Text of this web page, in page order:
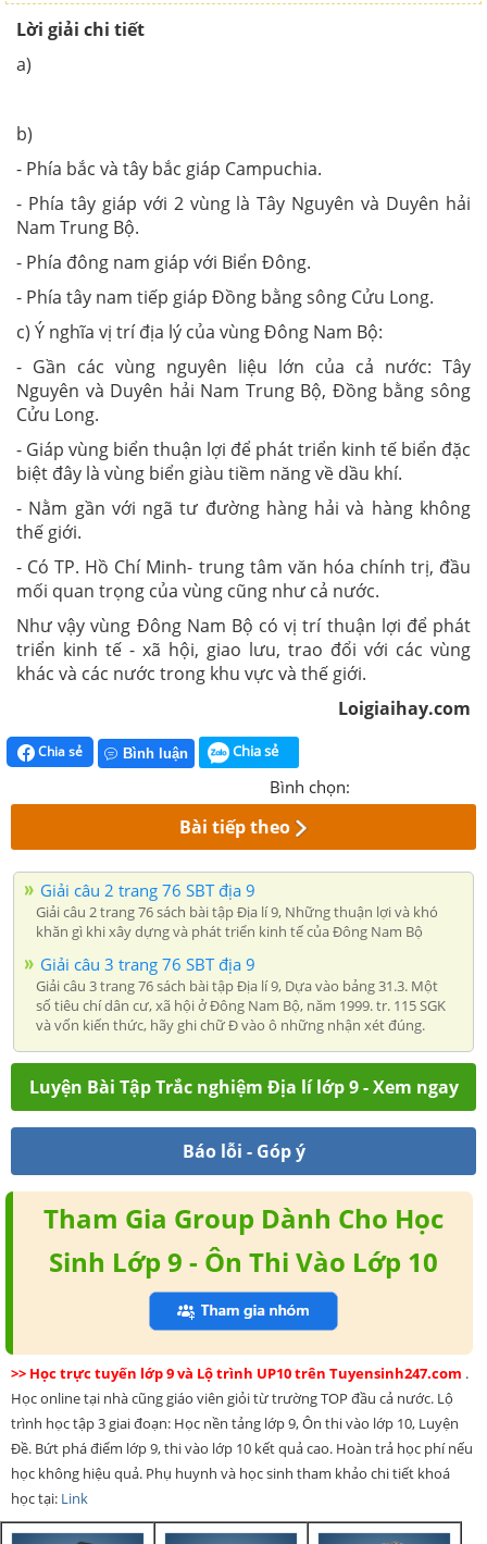
Lời giải chi tiết
a)
b)
- Phía bắc và tây bắc giáp Campuchia.
- Phía tây giáp với 2 vùng là Tây Nguyên và Duyên hải
Nam Trung Bộ.
- Phía đông nam giáp với Biển Đông.
- Phía tây nam tiếp giáp Đồng bằng sông Cửu Long.
c) Ý nghĩa vị trí địa lý của vùng Đông Nam Bộ:
- Gần các vùng nguyên liệu lớn của cả nước: Tây
Nguyên và Duyên hải Nam Trung Bộ, Đồng bằng sông
Cửu Long.
- Giáp vùng biển thuận lợi để phát triển kinh tế biển đặc
biệt đây là vùng biển giàu tiềm năng về dầu khí.
- Nằm gần với ngã tư đường hàng hải và hàng không
thế giới.
- Có TP. Hồ Chí Minh- trung tâm văn hóa chính trị, đầu
mối quan trọng của vùng cũng như cả nước.
Như vậy vùng Đông Nam Bộ có vị trí thuận lợi để phát
triển kinh tế - xã hội, giao lưu, trao đổi với các vùng
khác và các nước trong khu vực và thế giới.
Loigiaihay.com
Chia sẻ Bình luận Chia sẻ
Bình chọn:
Bài tiếp theo
Giải câu 2 trang 76 SBT địa 9
Giải câu 2 trang 76 sách bài tập Địa lí 9, Những thuận lợi và khó
khăn gì khi xây dựng và phát triển kinh tế của Đông Nam Bộ
Giải câu 3 trang 76 SBT địa 9
Giải câu 3 trang 76 sách bài tập Địa lí 9, Dựa vào bảng 31.3. Một
số tiêu chí dân cư, xã hội ở Đông Nam Bộ, năm 1999. tr. 115 SGK
và vốn kiến thức, hãy ghi chữ Đ vào ô những nhận xét đúng.
Luyện Bài Tập Trắc nghiệm Địa lí lớp 9 - Xem ngay
Báo lỗi - Góp ý
Tham Gia Group Dành Cho Học
Sinh Lớp 9 - Ôn Thi Vào Lớp 10
>> Học trực tuyến lớp 9 và Lộ trình UP10 trên Tuyensinh247.com .
Học online tại nhà cũng giáo viên giỏi từ trường TOP đầu cả nước. Lộ
trình học tập 3 giai đoạn: Học nền tảng lớp 9, Ôn thi vào lớp 10, Luyện
Đề. Bứt phá điểm lớp 9, thi vào lớp 10 kết quả cao. Hoàn trả học phí nếu
học không hiệu quả. Phụ huynh và học sinh tham khảo chi tiết khoá
học tại: Link